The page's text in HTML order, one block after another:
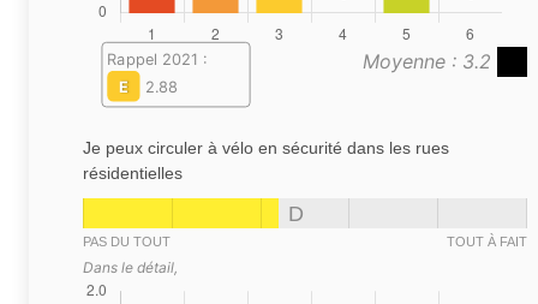
Moyenne : 3.2
Rappel 2021 :
E
2.88
Je peux circuler à vélo en sécurité dans les rues
résidentielles
D
PAS DU TOUT TOUT À FAIT
Dans le détail,